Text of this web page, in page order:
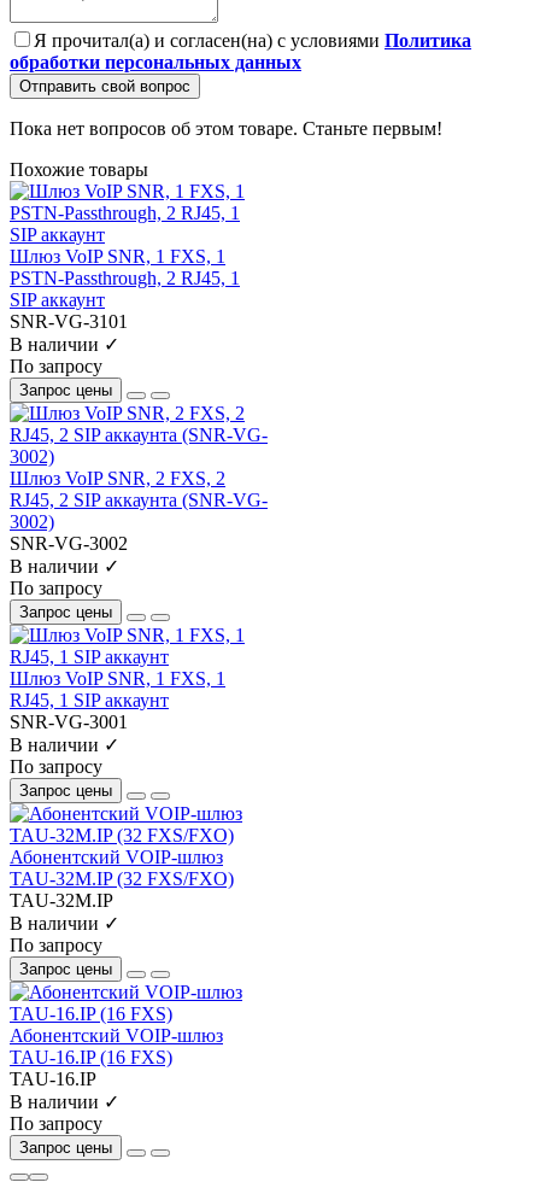
Я прочитал(а) и согласен(на) с условиями Политика
обработки персональных данных
Отправить свой вопрос
Пока нет вопросов об этом товаре. Станьте первым!
Похожие товары
Шлюз VoIP SNR, 1 FXS, 1
PSTN-Passthrough, 2 RJ45, 1
SIP аккаунт
SNR-VG-3101
В наличии ✓
По запросу
Запрос цены
Шлюз VoIP SNR, 2 FXS, 2
RJ45, 2 SIP аккаунта (SNR-VG-
3002)
SNR-VG-3002
В наличии ✓
По запросу
Запрос цены
Шлюз VoIP SNR, 1 FXS, 1
RJ45, 1 SIP аккаунт
SNR-VG-3001
В наличии ✓
По запросу
Запрос цены
Абонентский VOIP-шлюз
TAU-32М.IP (32 FXS/FXO)
TAU-32М.IP
В наличии ✓
По запросу
Запрос цены
Абонентский VOIP-шлюз
TAU-16.IP (16 FXS)
TAU-16.IP
В наличии ✓
По запросу
Запрос цены